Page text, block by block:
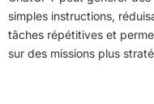
simples instructions,
tâches répétitives et
sur des missions plus